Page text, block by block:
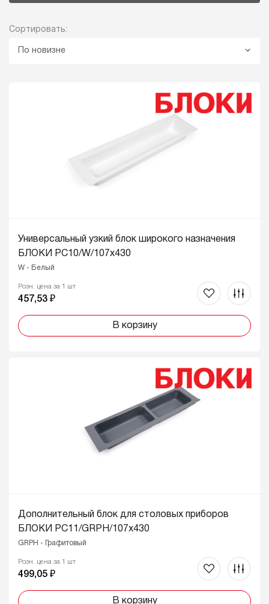
Сортировать:
По новизне
Универсальный узкий блок широкого назначения
БЛОКИ PC10/W/107x430
W - Белый
Розн. цена за 1 шт
457,53 ₽
В корзину
Дополнительный блок для столовых приборов
БЛОКИ PC11/GRPH/107x430
GRPH - Графитовый
Розн. цена за 1 шт
499,05 ₽
В корзину